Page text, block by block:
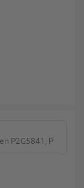
P2G5841, P2G5842